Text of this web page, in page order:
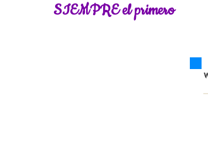
SIEMPRE el primero